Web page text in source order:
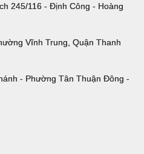
245/116 - Định Công - Hoàng
Vĩnh Trung, Quận Thanh
- Phường Tân Thuận Đông -